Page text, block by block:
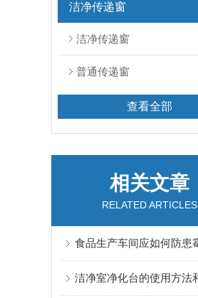
洁净传递窗
洁净传递窗
普通传递窗
查看全部
相关文章
RELATED ARTICLES